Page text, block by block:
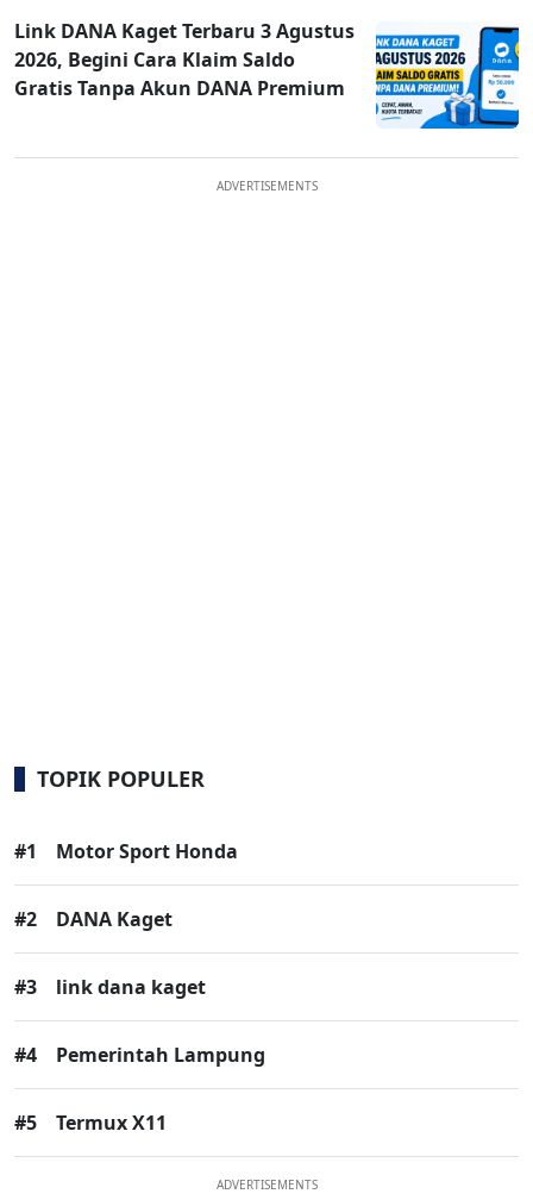
Link DANA Kaget Terbaru 3 Agustus
2026, Begini Cara Klaim Saldo
Gratis Tanpa Akun DANA Premium
ADVERTISEMENTS
TOPIK POPULER
#1 Motor Sport Honda
#2 DANA Kaget
#3 link dana kaget
#4 Pemerintah Lampung
#5 Termux X11
ADVERTISEMENTS